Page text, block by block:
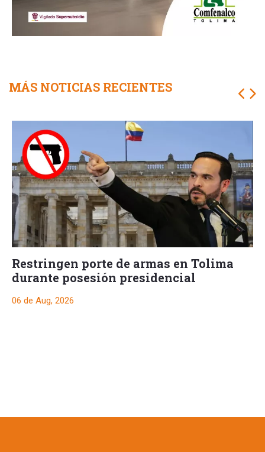
MÁS NOTICIAS RECIENTES
Restringen porte de armas en Tolima
durante posesión presidencial
06 de Aug, 2026